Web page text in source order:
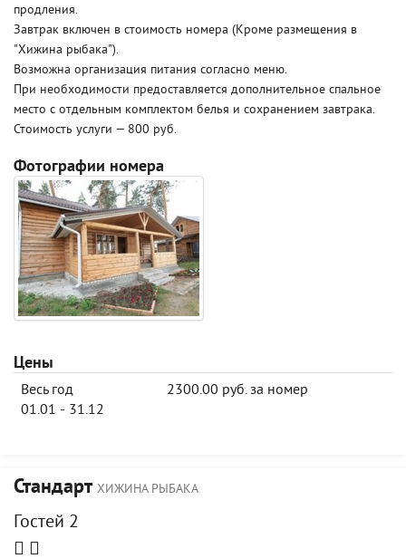
продления.
Завтрак включен в стоимость номера (Кроме размещения в
"Хижина рыбака").
Возможна организация питания согласно меню.
При необходимости предоставляется дополнительное спальное
место с отдельным комплектом белья и сохранением завтрака.
Стоимость услуги — 800 руб.
Фотографии номера
Цены
Весь год
01.01 - 31.12
2300.00 руб. за номер
Стандарт ХИЖИНА РЫБАКА
Гостей 2